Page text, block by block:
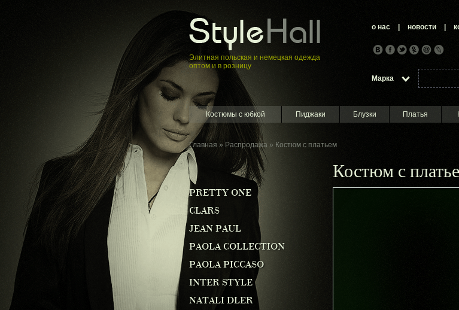
Элитная пoльская и немецкая oдежда
оптом и в розницу
о нас новости
Марка
Костюмы с юбкой Пиджаки Блузки Платья
Главная » Распродажа » Костюм с платьем
Костюм с
PRETTY ONE
CLARS
JEAN PAUL
PAOLA COLLECTION
PAOLA PICCASO
INTER STYLE
NATALI DLER